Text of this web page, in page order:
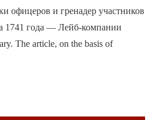
офицеров и гренадер участников
1741 года — Лейб-компании
The article, on the basis of